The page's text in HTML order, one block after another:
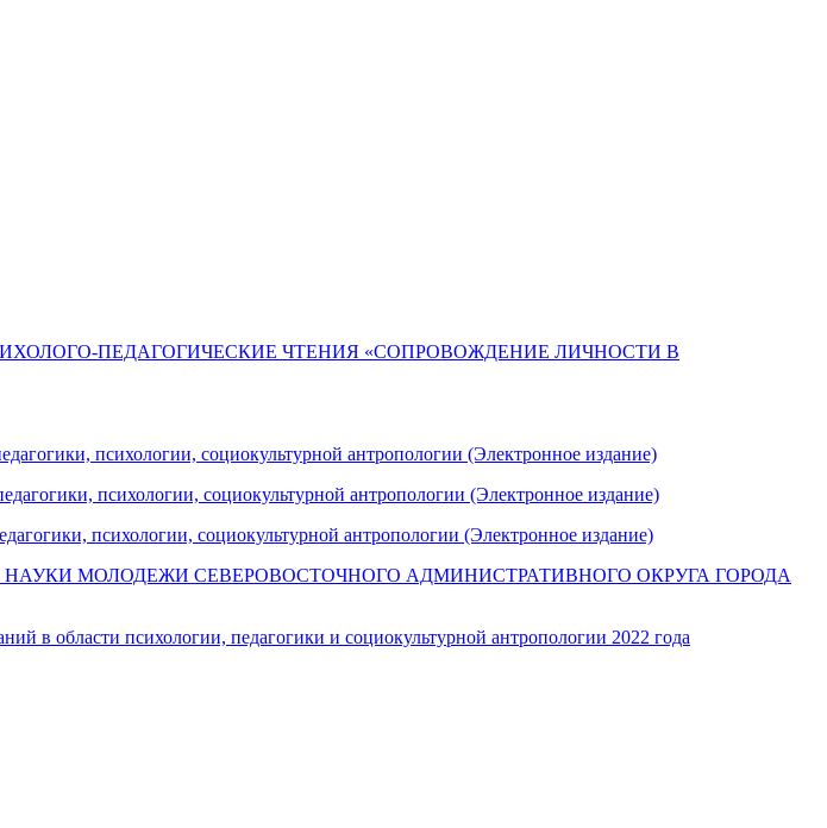
ПЕДАГОГИЧЕСКИЕ ЧТЕНИЯ «СОПРОВОЖДЕНИЕ ЛИЧНОСТИ В
психологии, социокультурной антропологии (Электронное издание)
психологии, социокультурной антропологии (Электронное издание)
психологии, социокультурной антропологии (Электронное издание)
НЕДЕЛИ НАУКИ МОЛОДЕЖИ СЕВЕРОВОСТОЧНОГО АДМИНИСТРАТИВНОГО ОКРУГА ГОРОДА
в области психологии, педагогики и социокультурной антропологии 2022 года